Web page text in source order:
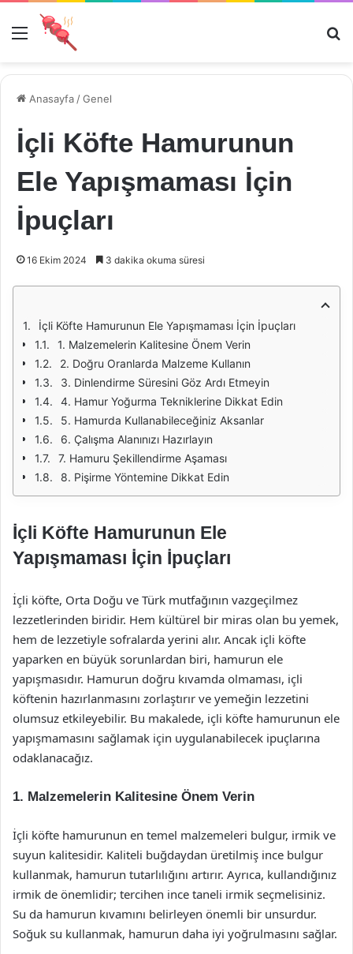
Menü
Anasayfa /Genel
İçli Köfte Hamurunun
Ele Yapışmaması İçin
İpuçları
16 Ekim 2024 3 dakika okuma süresi
İçli Köfte Hamurunun Ele Yapışmaması İçin İpuçları
1. Malzemelerin Kalitesine Önem Verin
2. Doğru Oranlarda Malzeme Kullanın
3. Dinlendirme Süresini Göz Ardı Etmeyin
4. Hamur Yoğurma Tekniklerine Dikkat Edin
5. Hamurda Kullanabileceğiniz Aksanlar
6. Çalışma Alanınızı Hazırlayın
7. Hamuru Şekillendirme Aşaması
8. Pişirme Yöntemine Dikkat Edin
İçli Köfte Hamurunun Ele
Yapışmaması İçin İpuçları
İçli köfte, Orta Doğu ve Türk mutfağının vazgeçilmez
lezzetlerinden biridir. Hem kültürel bir miras olan bu yemek,
hem de lezzetiyle sofralarda yerini alır. Ancak içli köfte
yaparken en büyük sorunlardan biri, hamurun ele
yapışmasıdır. Hamurun doğru kıvamda olmaması, içli
köftenin hazırlanmasını zorlaştırır ve yemeğin lezzetini
olumsuz etkileyebilir. Bu makalede, içli köfte hamurunun ele
yapışmamasını sağlamak için uygulanabilecek ipuçlarına
odaklanacağız.
1. Malzemelerin Kalitesine Önem Verin
İçli köfte hamurunun en temel malzemeleri bulgur, irmik ve
suyun kalitesidir. Kaliteli buğdaydan üretilmiş ince bulgur
kullanmak, hamurun tutarlılığını artırır. Ayrıca, kullandığınız
irmik de önemlidir; tercihen ince taneli irmik seçmelisiniz.
Su da hamurun kıvamını belirleyen önemli bir unsurdur.
Soğuk su kullanmak, hamurun daha iyi yoğrulmasını sağlar.